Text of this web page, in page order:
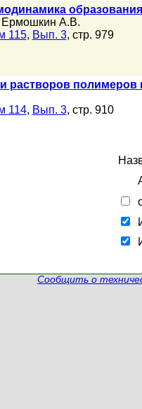
Ермошкин А.В.
115, Вып. 3, стр. 979
растворов полимеров
114, Вып. 3, стр. 910
Сообщить о